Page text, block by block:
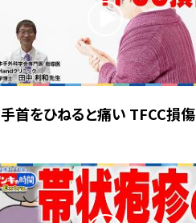
手首をひねると痛い TFCC損傷